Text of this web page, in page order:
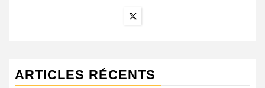
ARTICLES RÉCENTS